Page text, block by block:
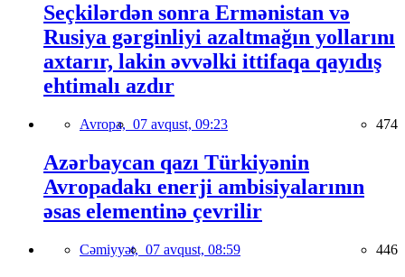
Seçkilərdən sonra Ermənistan və
Rusiya gərginliyi azaltmağın yollarını
axtarır, lakin əvvəlki ittifaqa qayıdış
ehtimalı azdır
Avropa, 07 avqust, 09:23 474
Azərbaycan qazı Türkiyənin
Avropadakı enerji ambisiyalarının
əsas elementinə çevrilir
Cəmiyyət, 07 avqust, 08:59 446